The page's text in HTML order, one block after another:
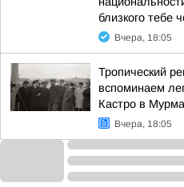
близкого тебе
Вчера, 18:05
Тропический
вспоминаем
Кастро в
Вчера, 18:05